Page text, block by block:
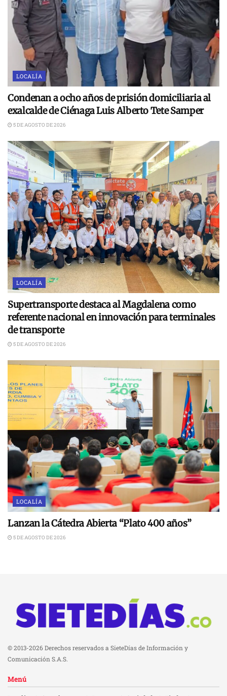
LOCALÍA
Condenan a ocho años de prisión domiciliaria al
exalcalde de Ciénaga Luis Alberto Tete Samper
5 DE AGOSTO DE 2026
LOCALÍA
Supertransporte destaca al Magdalena como
referente nacional en innovación para terminales
de transporte
5 DE AGOSTO DE 2026
LOCALÍA
Lanzan la Cátedra Abierta “Plato 400 años”
5 DE AGOSTO DE 2026
© 2013-2026 Derechos reservados a SieteDías de Información y
Comunicación S.A.S.
Menú